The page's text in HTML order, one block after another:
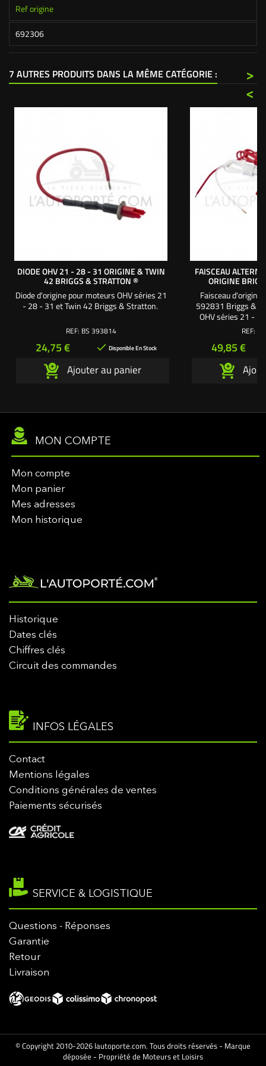
Ref origine
692306
7 AUTRES PRODUITS DANS LA MÊME CATÉGORIE :
>
<
DIODE OHV 21 - 28 - 31 ORIGINE & TWIN
42 BRIGGS & STRATTON ®
Diode d'origine pour moteurs OHV séries 21
- 28 - 31 et Twin 42 Briggs & Stratton.
REF: BS 393814
Prix
24,75 €  Disponible En Stock
Ajouter au panier
FAISCEAU
ORIGINE
Faisceau
592831 Briggs &
OHV séries 21 -
séries 40 -
REF:
Prix
49,85 €
MON COMPTE
Mon compte
Mon panier
Mes adresses
Mon historique
Historique
Dates clés
Chiffres clés
Circuit des commandes
INFOS LÉGALES
Contact
Mentions légales
Conditions générales de ventes
Paiements sécurisés
SERVICE & LOGISTIQUE
Questions - Réponses
Garantie
Retour
Livraison
© Copyright 2010-2026 lautoporte.com. Tous droits réservés - Marque
déposée - Propriété de Moteurs et Loisirs